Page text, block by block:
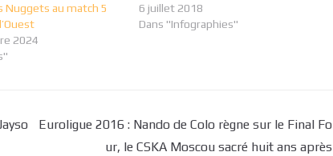
Nuggets au match 5
2024
6 juillet 2018
Dans "Infographies"
Euroligue 2016 : Nando de Colo règne sur le Final Fo
ur, le CSKA Moscou sacré huit ans après